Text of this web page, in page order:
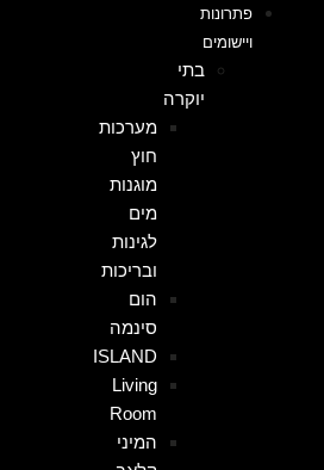
פתרונות
ויישומים
בתי
יוקרה
מערכות
חוץ
מוגנות
מים
לגינות
ובריכות
הום
סינמה
ISLAND
Living
Room
המיני